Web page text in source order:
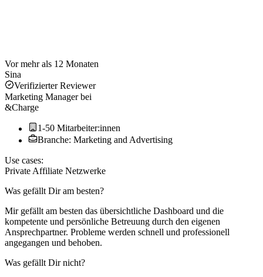
Vor mehr als 12 Monaten
Sina
Verifizierter Reviewer
Marketing Managerbei
&Charge
1-50 Mitarbeiter:innen
Branche: Marketing and Advertising
Use cases:
Private Affiliate Netzwerke
Was gefällt Dir am besten?
Mir gefällt am besten das übersichtliche Dashboard und die
kompetente und persönliche Betreuung durch den eigenen
Ansprechpartner. Probleme werden schnell und professionell
angegangen und behoben.
Was gefällt Dir nicht?